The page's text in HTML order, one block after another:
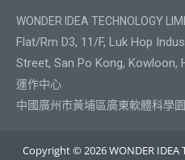
WONDER IDEA TECHNOLOGY
Flat/Rm D3, 11/F, Luk Hop
Street, San Po Kong, Kowloon,
運作中心
中國廣州市黃埔區廣東軟體科學
Copyright © 2026 WONDER IDEA